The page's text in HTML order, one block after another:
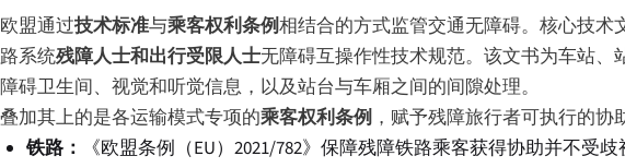
欧盟通过技术标准与乘客权利条例相结合的方式监管交通无障碍。核心技术
路系统残障人士和出行受限人士无障碍互操作性技术规范。该文书为车站
障碍卫生间、视觉和听觉信息，以及站台与车厢之间的间隙处理。
叠加其上的是各运输模式专项的乘客权利条例 ，赋予残障旅行者可执行的协
铁路：
《欧盟条例（EU）2021/782》保障残障铁路乘客获得协助并不受歧